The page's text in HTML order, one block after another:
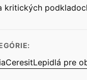
kritických
CeresitLepidlá pre